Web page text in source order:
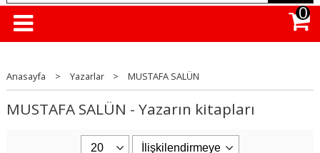
0
Anasayfa > Yazarlar > MUSTAFA SALÜN
MUSTAFA SALÜN - Yazarın kitapları